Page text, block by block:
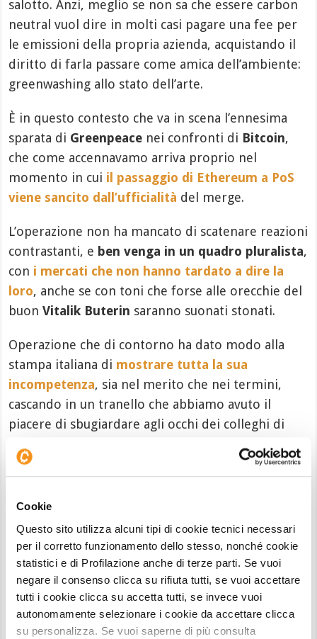
Cookie
Questo sito utilizza alcuni tipi di cookie tecnici necessari
per il corretto funzionamento dello stesso, nonché cookie
statistici e di Profilazione anche di terze parti. Se vuoi
negare il consenso clicca su rifiuta tutti, se vuoi accettare
tutti i cookie clicca su accetta tutti, se invece vuoi
autonomamente selezionare i cookie da accettare clicca
su personalizza. Se vuoi saperne di più consulta
salotto. Anzi, meglio se non sa che essere carbon
neutral vuol dire in molti casi pagare una fee per
le emissioni della propria azienda, acquistando il
diritto di farla passare come amica dell’ambiente:
greenwashing allo stato dell’arte.
È in questo contesto che va in scena l’ennesima
sparata di Greenpeace nei confronti di Bitcoin,
che come accennavamo arriva proprio nel
momento in cui il passaggio di Ethereum a PoS
viene sancito dall’ufficialità del merge.
L’operazione non ha mancato di scatenare reazioni
contrastanti, e ben venga in un quadro pluralista,
con i mercati che non hanno tardato a dire la
loro, anche se con toni che forse alle orecchie del
buonVitalik Buterin saranno suonati stonati.
Operazione che di contorno ha dato modo alla
stampa italiana di mostrare tutta la sua
incompetenza, sia nel merito che nei termini,
cascando in un tranello che abbiamo avuto il
piacere di sbugiardare agli occhi dei colleghi di
Operazione che, sin dal principio,aveva fatto da
risoluzione ai problemi ambientali del mondo, e
insieme il grimaldello su cui punzecchiare
Bitcoin
agli occhi dell’opinione pubblica.
SeChange the Codeprimasembravail biglietto
di ingresso nel sistema perEthereum, la notizia di